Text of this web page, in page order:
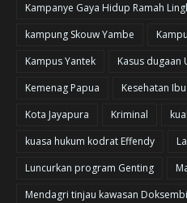
Kampanye Gaya Hidup Ramah
kampung Skouw Yambe
Kampus Yantek
Kasus dugaan
Kemenag Papua
Kesehatan
Kota Jayapura
Kriminal
kuasa hukum kodrat Effendy
Luncurkan program Genting
Mendagri tinjau kawasan